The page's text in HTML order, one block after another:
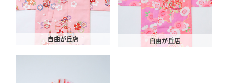
自由が丘店 自由が丘店